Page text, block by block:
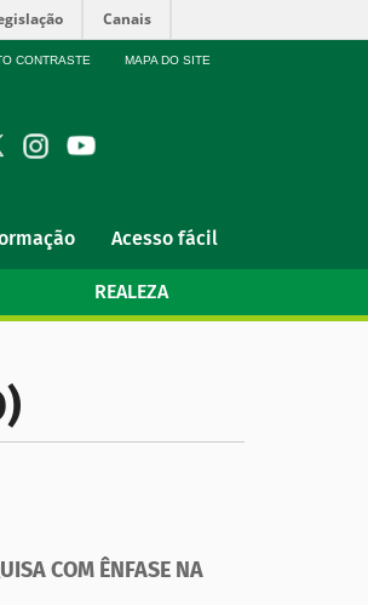
Canais
CONTRASTE MAPA DO SITE
Acesso fácil
REALEZA
COM ÊNFASE NA